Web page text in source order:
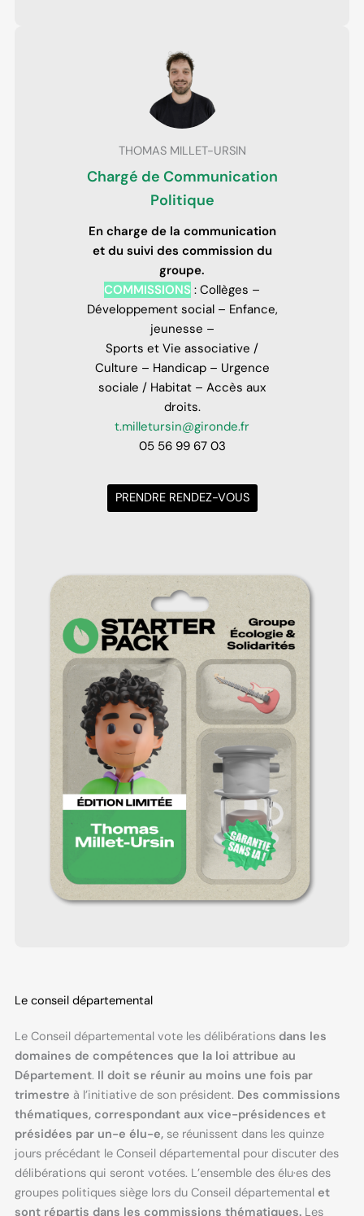
THOMAS MILLET-URSIN
Chargé de Communication
Politique
En charge de la communication
et du suivi des commission du
groupe.
COMMISSIONS : Collèges –
Développement social – Enfance,
jeunesse –
Sports et Vie associative /
Culture – Handicap – Urgence
sociale / Habitat – Accès aux
droits.
t.milletursin@gironde.fr
05 56 99 67 03
PRENDRE RENDEZ-VOUS
Le conseil départemental
Le Conseil départemental vote les délibérations dans les
domaines de compétences que la loi attribue au
Département. Il doit se réunir au moins une fois par
trimestre à l’initiative de son président. Des commissions
thématiques, correspondant aux vice-présidences et
présidées par un-e élu-e, se réunissent dans les quinze
jours précédant le Conseil départemental pour discuter des
délibérations qui seront votées. L’ensemble des élu·es des
groupes politiques siège lors du Conseil départemental et
sont répartis dans les commissions thématiques.Les